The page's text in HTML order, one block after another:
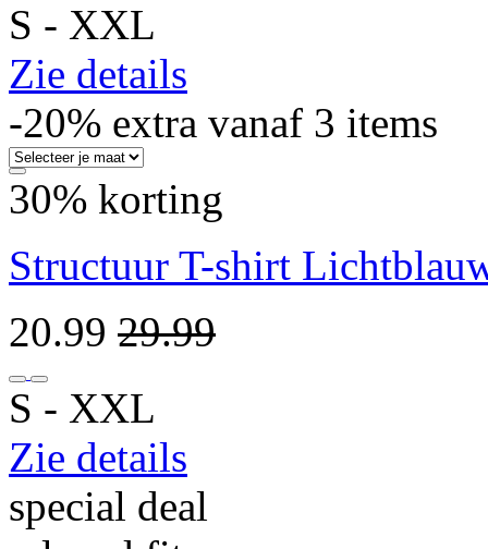
S ‐ XXL
Zie details
-20% extra vanaf 3 items
30% korting
Structuur T-shirt
20.99 29.99
S ‐ XXL
Zie details
special deal